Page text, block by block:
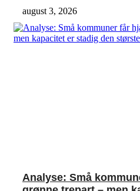
august 3, 2026
Analyse: Små